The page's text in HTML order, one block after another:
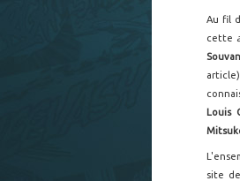
Au fil
cette
Louis
site de